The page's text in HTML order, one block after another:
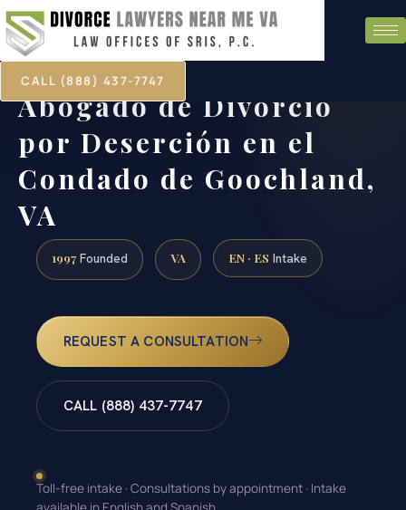
CALL (888) 437-7747
Abogado de Divorcio
por Deserción en el
Condado de Goochland,
VA
1997 Founded VA EN · ES Intake
REQUEST A CONSULTATION
CALL (888) 437-7747
Toll-free intake · Consultations by appointment · Intake